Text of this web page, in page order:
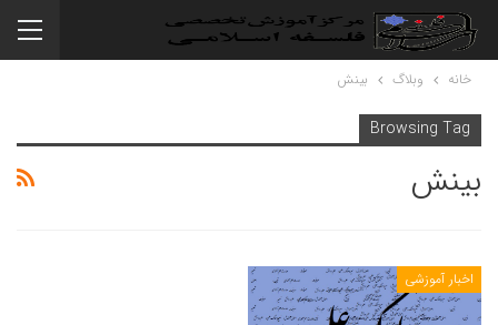
خانه وبلاگ بینش
Browsing Tag
بینش
اخبار آموزشی